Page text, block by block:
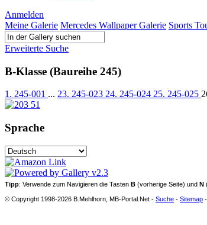
Anmelden
Meine Galerie Mercedes Wallpaper Galerie Sports
Erweiterte Suche
B-Klasse (Baureihe 245)
1. 245-001 ... 23. 245-023 24. 245-024 25. 245-025
Sprache
Tipp: Verwende zum Navigieren die Tasten B (vorherige Seite) und N
© Copyright 1998-2026 B.Mehlhorn, MB-Portal.Net - Suche - Sitemap -